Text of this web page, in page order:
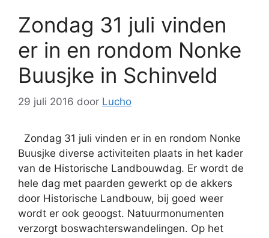
Zondag 31 juli vinden
er in en rondom Nonke
Buusjke in Schinveld
29 juli 2016 door Lucho
Zondag 31 juli vinden er in en rondom Nonke
Buusjke diverse activiteiten plaats in het kader
van de Historische Landbouwdag. Er wordt de
hele dag met paarden gewerkt op de akkers
door Historische Landbouw, bij goed weer
wordt er ook geoogst. Natuurmonumenten
verzorgt boswachterswandelingen. Op het